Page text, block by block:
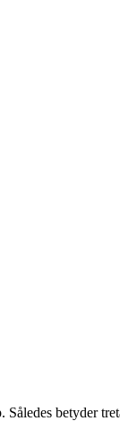
betyder